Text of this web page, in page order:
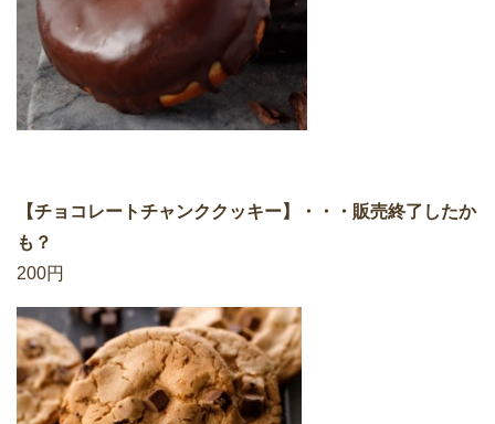
【チョコレートチャンククッキー】・・・販売終了したか
も？
200円